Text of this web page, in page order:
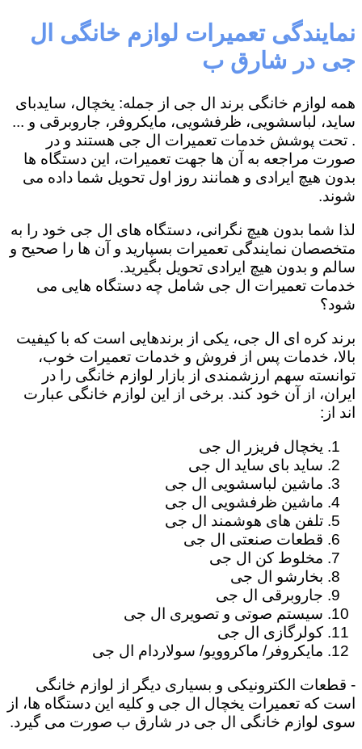
نمایندگی تعمیرات لوازم خانگی ال
جی در شارق ب
همه لوازم خانگی برند ال جی از جمله: یخچال، سایدبای
ساید، لباسشویی، ظرفشویی، مایکروفر، جاروبرقی و ...
. تحت پوشش خدمات تعمیرات ال جی هستند و در
صورت مراجعه به آن ها جهت تعمیرات، این دستگاه ها
بدون هیچ ایرادی و همانند روز اول تحویل شما داده می
شوند.
لذا شما بدون هیچ نگرانی، دستگاه های ال جی خود را به
متخصصان نمایندگی تعمیرات بسپارید و آن ها را صحیح و
سالم و بدون هیچ ایرادی تحویل بگیرید.
خدمات تعمیرات ال جی شامل چه دستگاه هایی می
شود؟
برند کره ای ال جی، یکی از برندهایی است که با کیفیت
بالا، خدمات پس از فروش و خدمات تعمیرات خوب،
توانسته سهم ارزشمندی از بازار لوازم خانگی را در
ایران، از آن خود کند. برخی از این لوازم خانگی عبارت
اند از:
یخچال فریزر ال جی
ساید بای ساید ال جی
ماشین لباسشویی ال جی
ماشین ظرفشویی ال جی
تلفن های هوشمند ال جی
قطعات صنعتی ال جی
مخلوط کن ال جی
بخارشو ال جی
جاروبرقی ال جی
سیستم صوتی و تصویری ال جی
کولرگازی ال جی
مایکروفر/ ماکروویو/ سولاردام ال جی
- قطعات الکترونیکی و بسیاری دیگر از لوازم خانگی
است که تعمیرات یخچال ال جی و کلیه این دستگاه ها، از
سوی لوازم خانگی ال جی در شارق ب صورت می گیرد.